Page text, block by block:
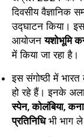
दिवसीय वैज्ञानिक
उद्घाटन किया। इस
आयोजनयशोभूमि
में किया जा रहा है।
इस संगोष्ठी में
हो रहे हैं। इनके
स्पेन, कोलंबिया,
प्रतिनिधिभी भाग